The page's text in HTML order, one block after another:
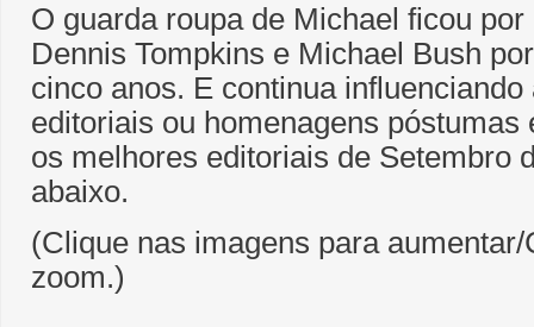
O guarda roupa de Michael ficou
Dennis Tompkins e Michael Bush
cinco anos. E continua
editoriais ou homenagens póstumas
os melhores editoriais de Setembro
abaixo.
(Clique nas imagens para
zoom.)